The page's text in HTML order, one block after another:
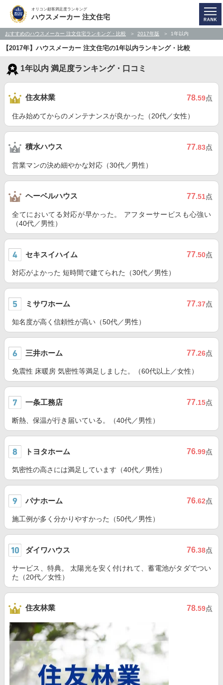
オリコン顧客満足度ランキング
ハウスメーカー 注文住宅
おすすめのハウスメーカー 注文住宅ランキング・比較 2017年版 1年以内
【2017年】ハウスメーカー 注文住宅の1年以内ランキング・比較
1年以内 満足度ランキング・口コミ
住友林業 78.59点
住み始めてからのメンテナンスが良かった（20代／女性）
積水ハウス 77.83点
営業マンの決め細やかな対応（30代／男性）
ヘーベルハウス 77.51点
全てにおいてる対応が早かった。 アフターサービスも心強い
（40代／男性）
セキスイハイム 77.50点
対応がよかった 短時間で建てられた（30代／男性）
ミサワホーム 77.37点
知名度が高く信頼性が高い（50代／男性）
三井ホーム 77.26点
免震性 床暖房 気密性等満足しました。（60代以上／女性）
一条工務店 77.15点
断熱、保温が行き届いている。（40代／男性）
トヨタホーム 76.99点
気密性の高さには満足しています（40代／男性）
パナホーム 76.62点
施工例が多く分かりやすかった（50代／男性）
ダイワハウス 76.38点
サービス、特典。 太陽光を安く付けれて、蓄電池がタダでつい
た（20代／女性）
住友林業 78.59点